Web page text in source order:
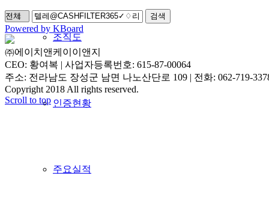
조직도
인증현황
주요실적
검색
Powered by KBoard
㈜에이치앤케이이앤지
CEO: 황여복 | 사업자등록번호: 615-87-00064
주소: 전라남도 장성군 남면 나노산단로 109 | 전화: 062-719-
Copyright 2018 All rights reserved.
Scroll to top